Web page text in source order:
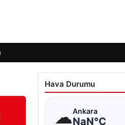
Hava Durumu
☁Ankara
NaN°C